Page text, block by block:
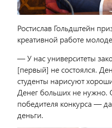
Ростислав Гольдштейн
креативной работе
— У нас университеты
[первый] не состоялся.
студенты нарисуют
Денег больших не нужно.
победителя конкурса —
деньги.